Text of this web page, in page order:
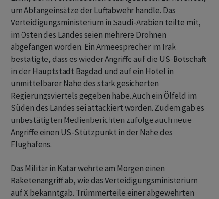
um Abfangeinsätze der Luftabwehr handle. Das
Verteidigungsministerium in Saudi-Arabien teilte mit,
im Osten des Landes seien mehrere Drohnen
abgefangen worden. Ein Armeesprecher im Irak
bestätigte, dass es wieder Angriffe auf die US-Botschaft
in der Hauptstadt Bagdad und auf ein Hotel in
unmittelbarer Nähe des stark gesicherten
Regierungsviertels gegeben habe. Auch ein Ölfeld im
Süden des Landes sei attackiert worden. Zudem gab es
unbestätigten Medienberichten zufolge auch neue
Angriffe einen US-Stützpunkt in der Nähe des
Flughafens.
Das Militär in Katar wehrte am Morgen einen
Raketenangriff ab, wie das Verteidigungsministerium
auf X bekanntgab. Trümmerteile einer abgewehrten